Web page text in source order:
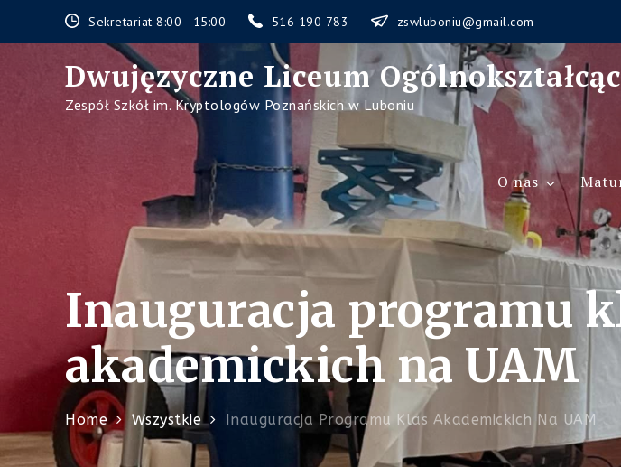
Sekretariat 8:00 - 15:00 516 190 783 zswluboniu@gmail.com
Dwujęzyczne Liceum
Zespół Szkół im. Kryptologów Poznańskich w Luboniu
O nas
Inauguracja programu
akademickich na UAM
Home Wszystkie Inauguracja Programu Klas Akademickich Na UAM